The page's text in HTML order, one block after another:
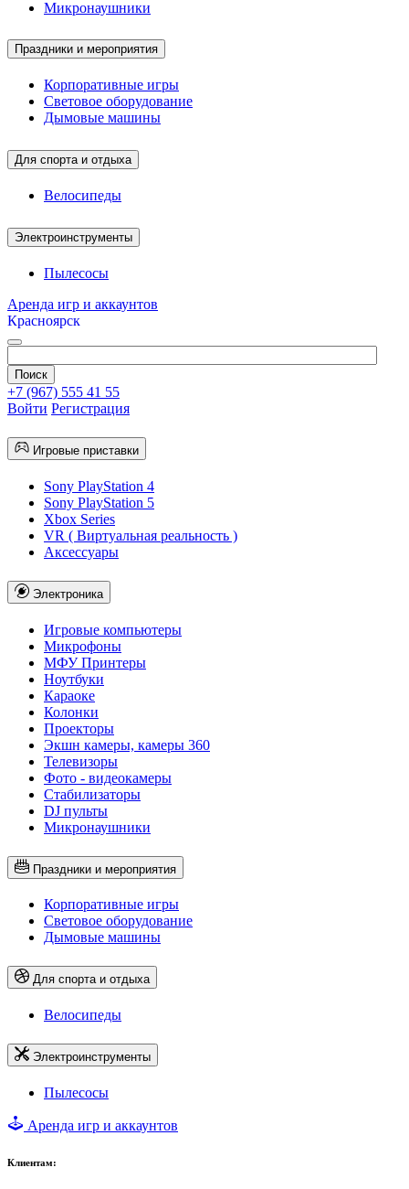
Микронаушники
Праздники и мероприятия
Корпоративные игры
Световое оборудование
Дымовые машины
Для спорта и отдыха
Велосипеды
Электроинструменты
Пылесосы
Аренда игр и аккаунтов
Красноярск
+7 (967) 555 41 55
Войти Регистрация
Игровые приставки
Sony PlayStation 4
Sony PlayStation 5
Xbox Series
VR ( Виртуальная реальность )
Аксессуары
Электроника
Игровые компьютеры
Микрофоны
МФУ Принтеры
Ноутбуки
Караоке
Колонки
Проекторы
Экшн камеры, камеры 360
Телевизоры
Фото - видеокамеры
Стабилизаторы
DJ пульты
Микронаушники
Праздники и мероприятия
Корпоративные игры
Световое оборудование
Дымовые машины
Для спорта и отдыха
Велосипеды
Электроинструменты
Пылесосы
Аренда игр и аккаунтов
Клиентам: